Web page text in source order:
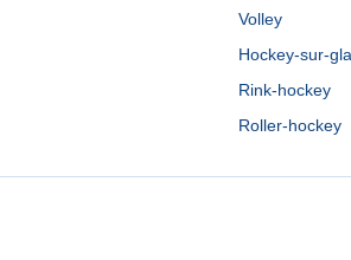
Volley
Hockey-sur-
Rink-hockey
Roller-hockey